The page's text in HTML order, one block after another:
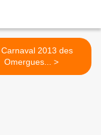
Carnaval 2013 des
Omergues... >